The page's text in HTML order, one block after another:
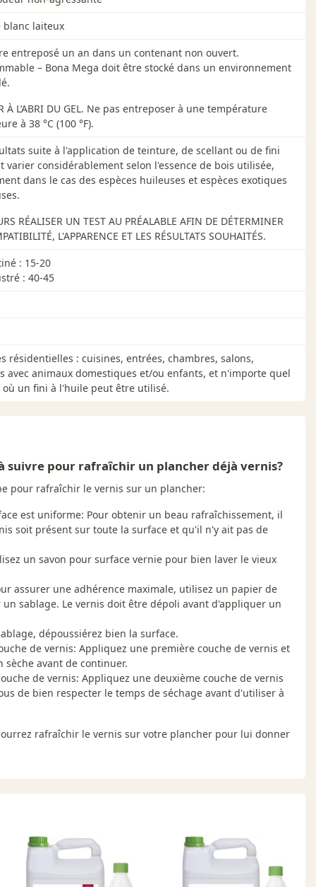
des meubles et sous les appareils ménagers.
blanc laiteux
entreposé un an dans un contenant non ouvert.
– Bona Mega doit être stocké dans un environnement
À L’ABRI DU GEL. Ne pas entreposer à une température
à 38 °C (100 °F).
suite à l'application de teinture, de scellant ou de fini
varier considérablement selon l'essence de bois utilisée,
dans le cas des espèces huileuses et espèces exotiques
RÉALISER UN TEST AU PRÉALABLE AFIN DE DÉTERMINER
L'APPARENCE ET LES RÉSULTATS SOUHAITÉS.
: 15-20
: 40-45
résidentielles : cuisines, entrées, chambres, salons,
avec animaux domestiques et/ou enfants, et n'importe quel
un fini à l'huile peut être utilisé.
suivre pour rafraîchir un plancher déjà vernis?
pour rafraîchir le vernis sur un plancher:
est uniforme: Pour obtenir un beau rafraîchissement, il
soit présent sur toute la surface et qu'il n'y ait pas de
un savon pour surface vernie pour bien laver le vieux
assurer une adhérence maximale, utilisez un papier de
sablage. Le vernis doit être dépoli avant d'appliquer un
dépoussiérez bien la surface.
de vernis: Appliquez une première couche de vernis et
avant de continuer.
de vernis: Appliquez une deuxième couche de vernis
de bien respecter le temps de séchage avant d'utiliser à
rafraîchir le vernis sur votre plancher pour lui donner